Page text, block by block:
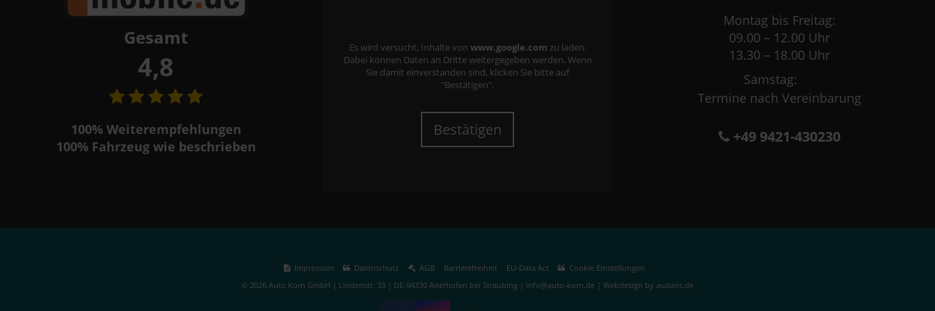
Gesamt
4,8
100%Weiterempfehlungen
100%Fahrzeug wie beschrieben
Es wird versucht, Inhalte von www.google.com zu laden.
Dabei können Daten an Dritte weitergegeben werden. Wenn
Sie damit einverstanden sind, klicken Sie bitte auf
"Bestätigen".
Bestätigen
Montag bis Freitag:
09.00 – 12.00 Uhr
13.30 – 18.00 Uhr
Samstag:
Termine nach Vereinbarung
+49 9421-430230
Impressum Datenschutz AGB Barrierefreiheit EU-Data Act
Cookie Einstellungen
© 2026 Auto Korn GmbH | Lindenstr. 33 | DE-94330 Aiterhofen bei Straubing | info@auto-korn.de | Webdesign by audaris.de